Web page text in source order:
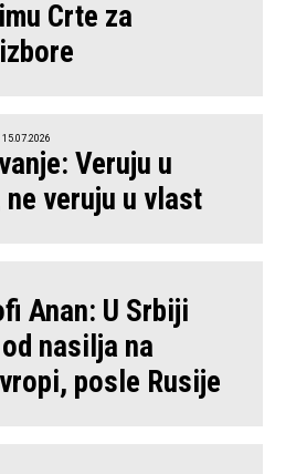
Crte za
Veruju u
veruju u vlast
Anan: U Srbiji
nasilja na
posle Rusije